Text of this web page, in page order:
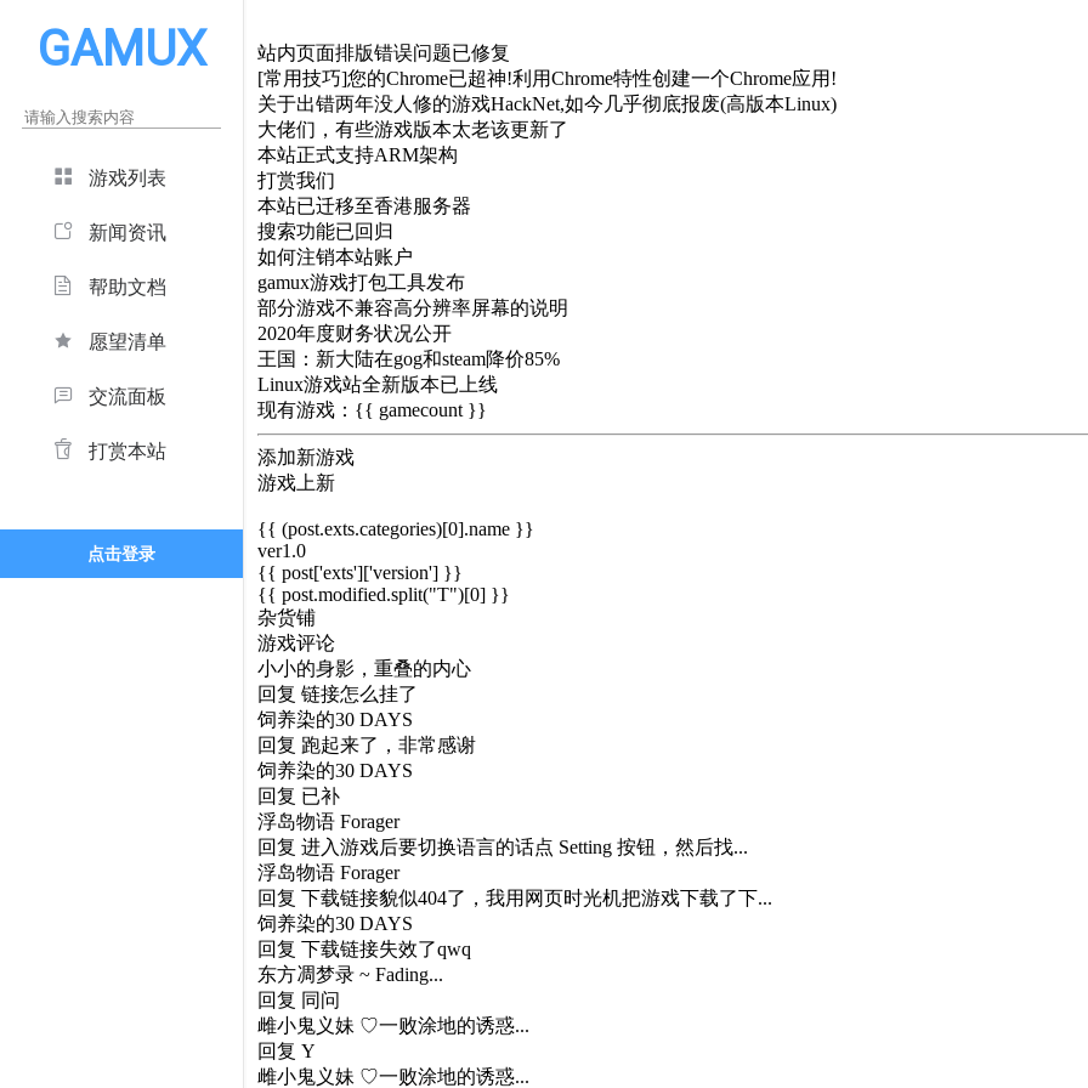
GAMUX
游戏列表
新闻资讯
帮助文档
愿望清单
交流面板
打赏本站
点击登录
站内页面排版错误问题已修复
[常用技巧]您的Chrome已超神!利用Chrome特性创建一个Chrome应用!
关于出错两年没人修的游戏HackNet,如今几乎彻底报废(高版本Linux)
大佬们，有些游戏版本太老该更新了
本站正式支持ARM架构
打赏我们
本站已迁移至香港服务器
搜索功能已回归
如何注销本站账户
gamux游戏打包工具发布
部分游戏不兼容高分辨率屏幕的说明
2020年度财务状况公开
王国：新大陆在gog和steam降价85%
Linux游戏站全新版本已上线
现有游戏：{{ gamecount }}
添加新游戏
游戏上新
{{ (post.exts.categories)[0].name }}
ver1.0
{{ post['exts']['version'] }}
{{ post.modified.split("T")[0] }}
杂货铺
游戏评论
小小的身影，重叠的内心
回复 链接怎么挂了
饲养染的30 DAYS
回复 跑起来了，非常感谢
饲养染的30 DAYS
回复 已补
浮岛物语 Forager
回复 进入游戏后要切换语言的话点 Setting 按钮，然后找...
浮岛物语 Forager
回复 下载链接貌似404了，我用网页时光机把游戏下载了下...
饲养染的30 DAYS
回复 下载链接失效了qwq
东方凋梦录 ~ Fading...
回复 同问
雌小鬼义妹 ♡一败涂地的诱惑...
回复 Y
雌小鬼义妹 ♡一败涂地的诱惑...